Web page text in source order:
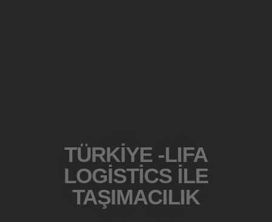
TÜRKIYE -LIFA
LOGISTICS ILE
TAŞIMACILIK